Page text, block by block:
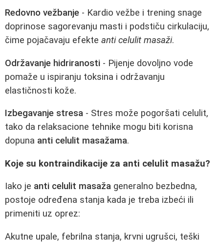
Redovno vežbanje - Kardio vežbe i trening snage
doprinose sagorevanju masti i podstiču cirkulaciju,
čime pojačavaju efekte anti celulit masaži.
Održavanje hidriranosti - Pijenje dovoljno vode
pomaže u ispiranju toksina i održavanju
elastičnosti kože.
Izbegavanje stresa - Stres može pogoršati celulit,
tako da relaksacione tehnike mogu biti korisna
dopuna anti celulit masažama.
Koje su kontraindikacije za anti celulit masažu?
Iako je anti celulit masaža generalno bezbedna,
postoje određena stanja kada je treba izbeći ili
primeniti uz oprez:
Akutne upale, febrilna stanja, krvni ugrušci, teški